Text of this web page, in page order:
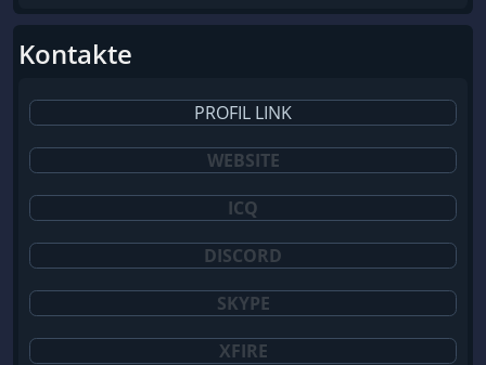
Kontakte
PROFIL LINK
WEBSITE
ICQ
DISCORD
SKYPE
XFIRE